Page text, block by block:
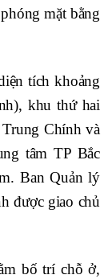
mặt bằng
tích khoảng
khu thứ hai
Chính và
tâm TP Bắc
Ban Quản lý
được giao chủ
bố trí chỗ ở,